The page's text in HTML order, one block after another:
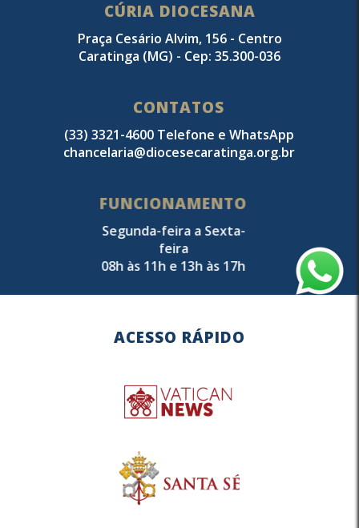
CÚRIA DIOCESANA
Praça Cesário Alvim, 156 - Centro
Caratinga (MG) - Cep: 35.300-036
CONTATOS
(33) 3321-4600 Telefone e WhatsApp
chancelaria@diocesecaratinga.org.br
FUNCIONAMENTO
Segunda-feira a Sexta-
feira
08h às 11h e 13h às 17h
ACESSO RÁPIDO